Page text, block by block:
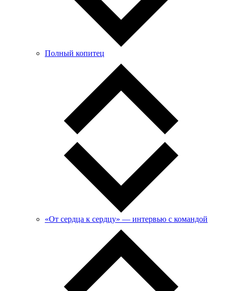
Полный копитец
«От сердца к сердцу» — интервью с командой